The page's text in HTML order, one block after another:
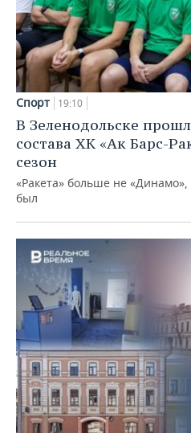
Спорт 19:10
В Зеленодольске
состава ХК «Ак Барс-
сезон
«Ракета» больше не «Динамо»,
был